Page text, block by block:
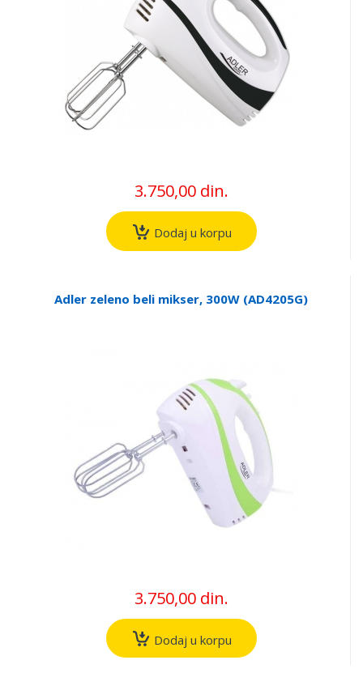
3.750,00 din.
Dodaj u korpu
Adler zeleno beli mikser, 300W (AD4205G)
3.750,00 din.
Dodaj u korpu